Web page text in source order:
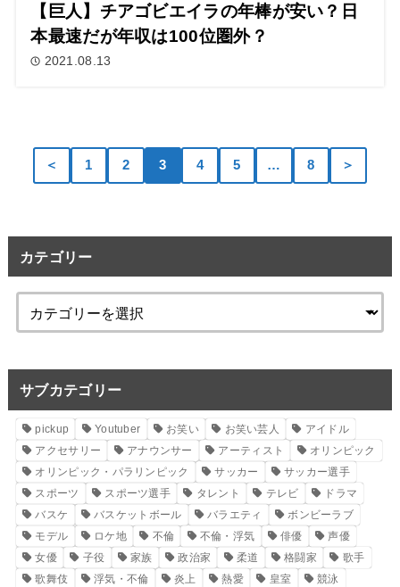
【巨人】チアゴビエイラの年棒が安い？日
本最速だが年収は100位圏外？
2021.08.13
＜ 1 2 3 4 5 … 8 ＞
カテゴリー
サブカテゴリー
pickup Youtuber お笑い お笑い芸人
アイドル
アクセサリー
アナウンサー アーティスト
オリンピック
オリンピック・パラリンピック
サッカー
サッカー選手
スポーツ
スポーツ選手 タレント テレビ
ドラマ
バスケ
バスケットボール バラエティ
ボンビーラブ
モデル
ロケ地 不倫 不倫・浮気 俳優
声優
女優
子役 家族 政治家 柔道 格闘家
歌手
歌舞伎
浮気・不倫 炎上 熱愛 皇室 競泳